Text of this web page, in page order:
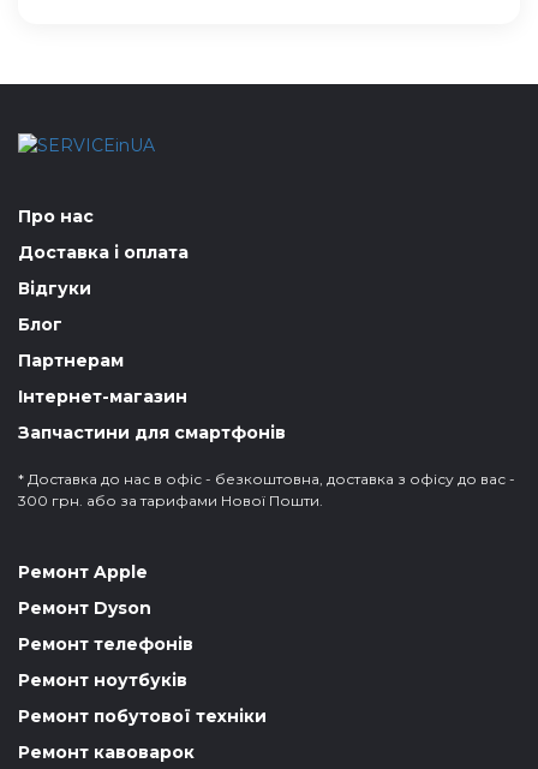
Про нас
Доставка і оплата
Відгуки
Блог
Партнерам
Інтернет-магазин
Запчастини для смартфонів
* Доставка до нас в офіс - безкоштовна, доставка з офісу до вас -
300 грн. або за тарифами Нової Пошти.
Ремонт Apple
Ремонт Dyson
Ремонт телефонів
Ремонт ноутбуків
Ремонт побутової техніки
Ремонт кавоварок